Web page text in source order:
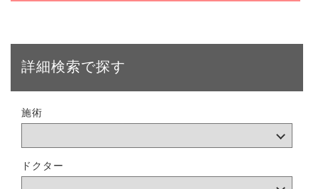
詳細検索で探す
施術
ドクター